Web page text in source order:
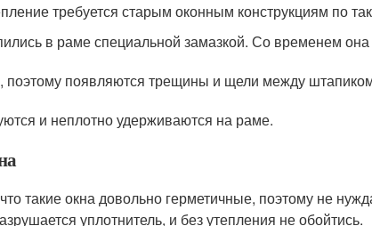
требуется старым оконным конструкциям по
в раме специальной замазкой. Со временем
появляются трещины и щели между
и неплотно удерживаются на раме.
такие окна довольно герметичные, поэтому не
уплотнитель, и без утепления не обойтись.